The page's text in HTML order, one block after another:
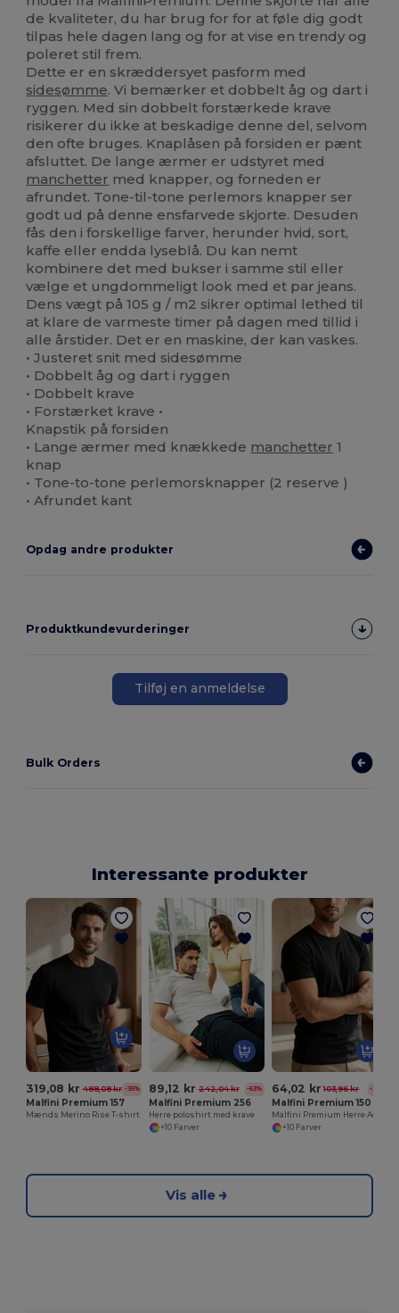
de kvaliteter, du har brug for for at føle dig godt
tilpas hele dagen lang og for at vise en trendy og
poleret stil frem.
Dette er en skræddersyet pasform med
sidesømme. Vi bemærker et dobbelt åg og dart i
ryggen. Med sin dobbelt forstærkede krave
risikerer du ikke at beskadige denne del, selvom
den ofte bruges. Knaplåsen på forsiden er pænt
afsluttet. De lange ærmer er udstyret med
manchetter med knapper, og forneden er
afrundet. Tone-til-tone perlemors knapper ser
godt ud på denne ensfarvede skjorte. Desuden
fås den i forskellige farver, herunder hvid, sort,
kaffe eller endda lyseblå. Du kan nemt
kombinere det med bukser i samme stil eller
vælge et ungdommeligt look med et par jeans.
Dens vægt på 105 g / m2 sikrer optimal lethed til
at klare de varmeste timer på dagen med tillid i
alle årstider. Det er en maskine, der kan vaskes.
• Justeret snit med sidesømme
• Dobbelt åg og dart i ryggen
• Dobbelt krave
• Forstærket krave •
Knapstik på forsiden
• Lange ærmer med knækkede manchetter 1
knap
• Tone-to-tone perlemorsknapper (2 reserve )
• Afrundet kant
Opdag andre produkter
Produktkundevurderinger
Tilføj en anmeldelse
Bulk Orders
Interessante produkter
319,08 kr 488,08 kr -35%
Malfini Premium 157
Mænds Merino Rise T-shirt
89,12 kr 242,04 kr -63%
Malfini Premium 256
Herre poloshirt med krave
+10 Farver
64,02 kr 103,96 kr -38%
Malfini Premium 150
+10 Farver
Vis alle